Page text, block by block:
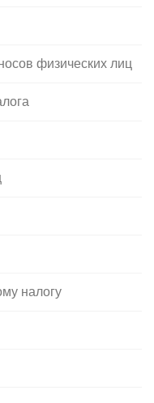
физических лиц
налогу